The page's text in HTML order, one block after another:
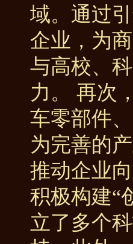
域。通过
企业，为
与高校、
力。 再次
车零部件
为完善的
推动企业
积极构建“
立了多个